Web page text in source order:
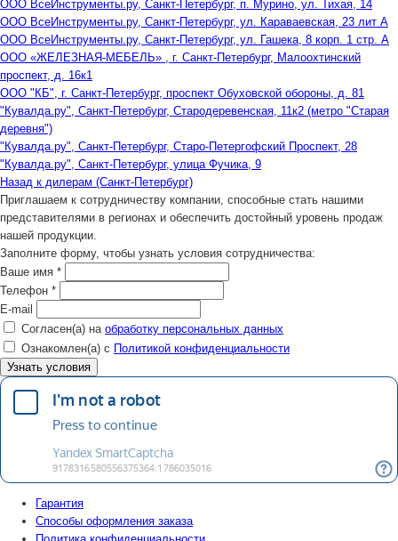
ООО ВсеИнструменты.ру, Санкт-Петербург, п. Мурино, ул. Тихая, 14
ООО ВсеИнструменты.ру, Санкт-Петербург, ул. Караваевская, 23 лит А
ООО ВсеИнструменты.ру, Санкт-Петербург, ул. Гашека, 8 корп. 1 стр. А
ООО «ЖЕЛЕЗНАЯ-МЕБЕЛЬ» , г. Санкт-Петербург, Малоохтинский
проспект, д. 16к1
ООО "КБ", г. Санкт-Петербург, проспект Обуховской обороны, д. 81
"Кувалда.ру", Санкт-Петербург, Стародеревенская, 11к2 (метро "Старая
деревня")
"Кувалда.ру", Санкт-Петербург, Старо-Петергофский Проспект, 28
"Кувалда.ру", Санкт-Петербург, улица Фучика, 9
Назад к дилерам (Санкт-Петербург)
Приглашаем к сотрудничеству компании, способные стать нашими
представителями в регионах и обеспечить достойный уровень продаж
нашей продукции.
Заполните форму, чтобы узнать условия сотрудничества:
Ваше имя *
Телефон *
E-mail
Согласен(а) на обработку персональных данных
Ознакомлен(а) с Политикой конфиденциальности
Гарантия
Способы оформления заказа